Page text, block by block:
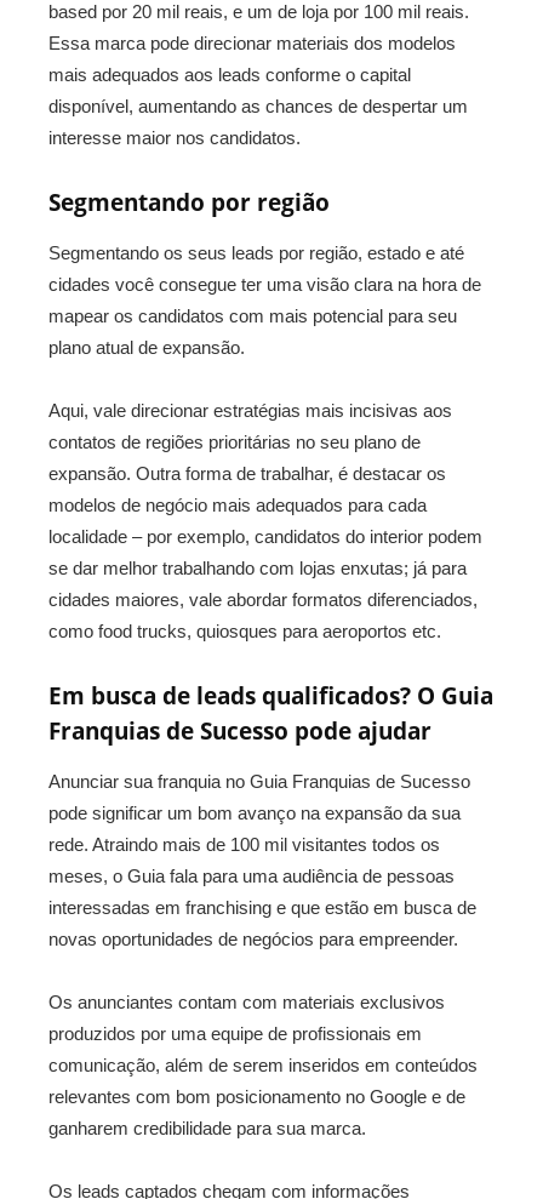
based por 20 mil reais, e um de loja por 100 mil reais.
Essa marca pode direcionar materiais dos modelos
mais adequados aos leads conforme o capital
disponível, aumentando as chances de despertar um
interesse maior nos candidatos.
Segmentando por região
Segmentando os seus leads por região, estado e até
cidades você consegue ter uma visão clara na hora de
mapear os candidatos com mais potencial para seu
plano atual de expansão.
Aqui, vale direcionar estratégias mais incisivas aos
contatos de regiões prioritárias no seu plano de
expansão. Outra forma de trabalhar, é destacar os
modelos de negócio mais adequados para cada
localidade – por exemplo, candidatos do interior podem
se dar melhor trabalhando com lojas enxutas; já para
cidades maiores, vale abordar formatos diferenciados,
como food trucks, quiosques para aeroportos etc.
Em busca de leads qualificados? O Guia
Franquias de Sucesso pode ajudar
Anunciar sua franquia no Guia Franquias de Sucesso
pode significar um bom avanço na expansão da sua
rede. Atraindo mais de 100 mil visitantes todos os
meses, o Guia fala para uma audiência de pessoas
interessadas em franchising e que estão em busca de
novas oportunidades de negócios para empreender.
Os anunciantes contam com materiais exclusivos
produzidos por uma equipe de profissionais em
comunicação, além de serem inseridos em conteúdos
relevantes com bom posicionamento no Google e de
ganharem credibilidade para sua marca.
Os leads captados chegam com informações